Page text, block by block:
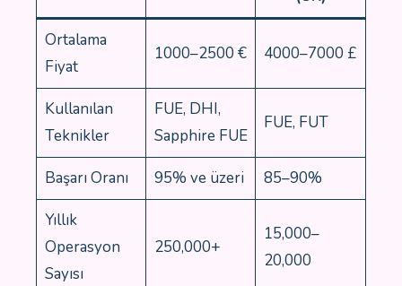
Ortalama
Fiyat
1000–2500 € 4000–7000 £
Kullanılan
Teknikler
FUE, DHI,
Sapphire FUE
FUE, FUT
Başarı Oranı 95% ve üzeri 85–90%
Yıllık
Operasyon
Sayısı
250,000+
15,000–
20,000